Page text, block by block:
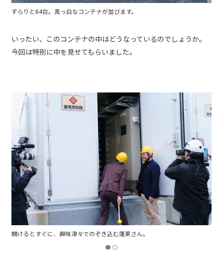
ずらりと64台。真っ白なコンテナが並びます。
いったい、このコンテナの中はどうなっているのでしょうか。
今回は特別に中を見せてもらいました。
るとすぐに、興味津々でのぞき込む蓬莱さん。